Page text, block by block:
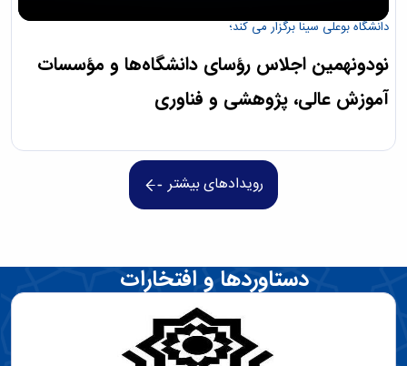
دانشگاه بوعلی سینا برگزار می کند؛
نودونهمین اجلاس رؤسای دانشگاه‌ها و مؤسسات
آموزش عالی، پژوهشی و فناوری
رویدادهای بیشتر
دستاوردها و افتخارات